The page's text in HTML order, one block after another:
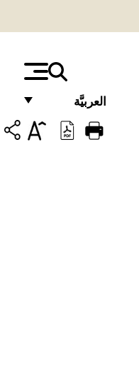
العربيَّة
FRANÇAIS